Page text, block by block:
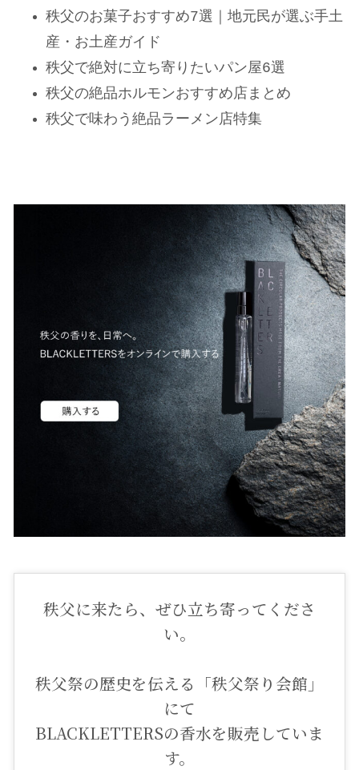
秩父のお菓子おすすめ7選｜地元民が選ぶ手土
産・お土産ガイド
秩父で絶対に立ち寄りたいパン屋6選
秩父の絶品ホルモンおすすめ店まとめ
秩父で味わう絶品ラーメン店特集
秩父に来たら、ぜひ立ち寄ってくださ
い。
秩父祭の歴史を伝える「秩父祭り会館」
にて
BLACKLETTERSの香水を販売していま
す。